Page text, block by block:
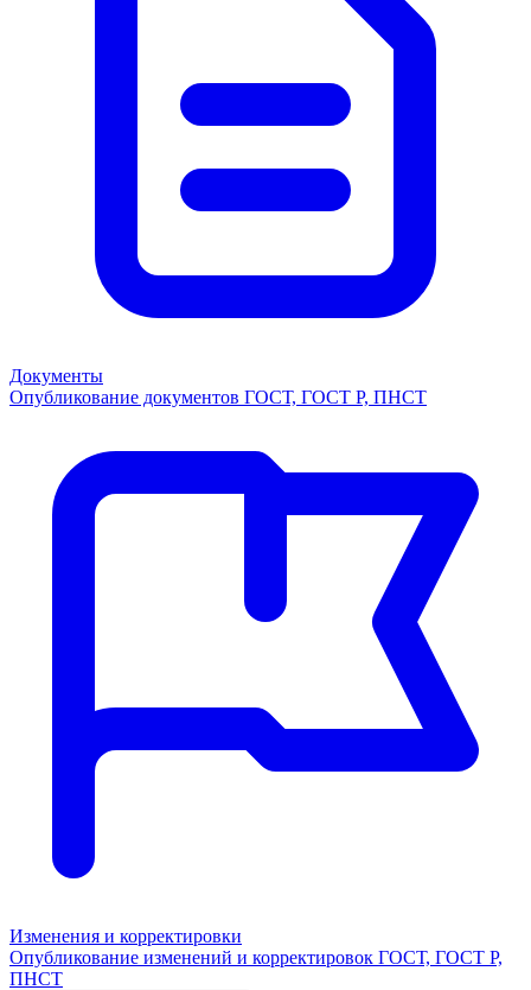
Документы
Опубликование документов ГОСТ, ГОСТ Р, ПНСТ
Изменения и корректировки
Опубликование изменений и корректировок ГОСТ, ГОСТ Р,
ПНСТ